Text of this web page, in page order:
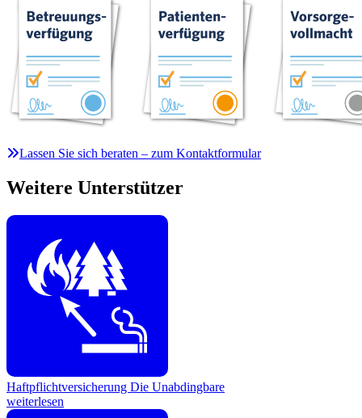
Lassen Sie sich beraten – zum Kontaktformular
Weitere Unterstützer
Haftpflichtversicherung Die Unabdingbare
weiterlesen